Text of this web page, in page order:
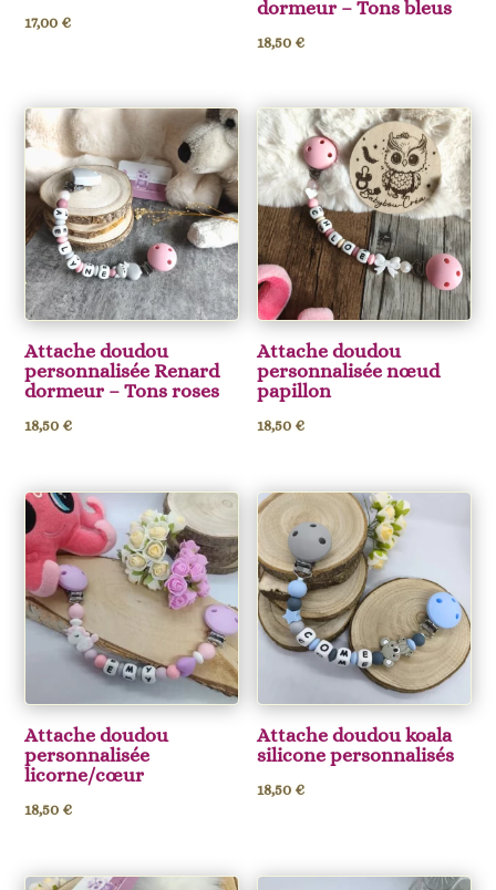
17,00 €
dormeur – Tons bleus
18,50 €
Attache doudou
personnalisée Renard
dormeur – Tons roses
18,50 €
Attache doudou
personnalisée nœud
papillon
18,50 €
Attache doudou
personnalisée
licorne/cœur
18,50 €
Attache doudou koala
silicone personnalisés
18,50 €